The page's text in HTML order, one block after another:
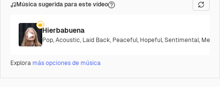
Música sugerida para este vídeo
Hierbabuena
Pop,Acoustic, Laid Back, Peaceful, Hopeful,Sentimental,
Explora más opciones de música